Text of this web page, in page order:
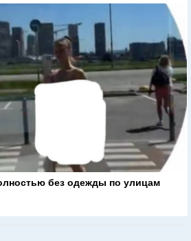
без одежды по улицам